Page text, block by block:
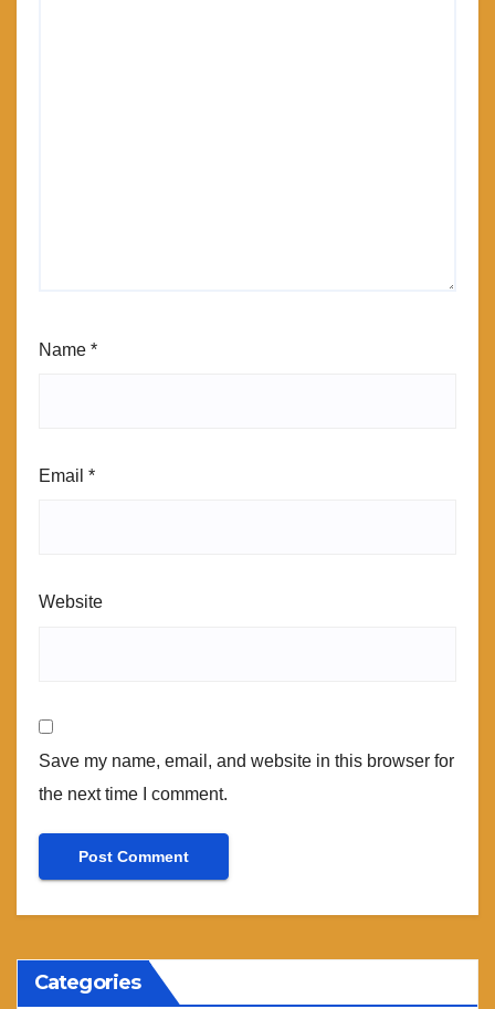
Name *
Email *
Website
Save my name, email, and website in this browser for
the next time I comment.
Categories